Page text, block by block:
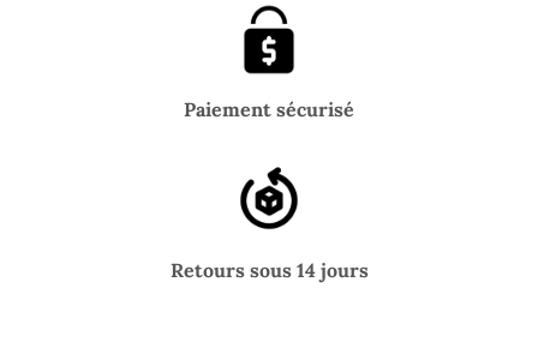
Paiement sécurisé
Retours sous 14 jours